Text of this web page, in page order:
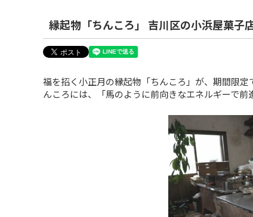
縁起物「ちんころ」 吉川区の小浜屋菓子
福を招く小正月の縁起物「ちんころ」が、期間限
んころには、「馬のように前向きなエネルギーで前